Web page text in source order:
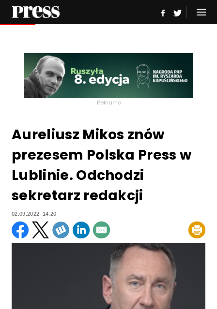
Reklama
Aureliusz Mikos znów
prezesem Polska Press w
Lublinie. Odchodzi
sekretarz redakcji
02.09.2022, 14:20